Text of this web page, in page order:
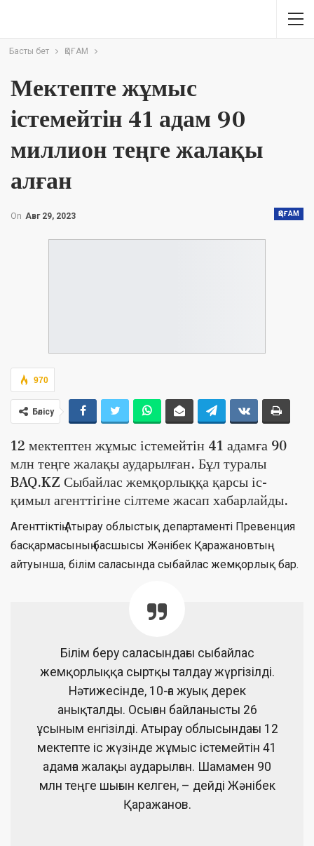
Басты бет ҚОҒАМ
Мектепте жұмыс
істемейтін 41 адам 90
миллион теңге жалақы
алған
ҚОҒАМ
On Авг 29, 2023
970
Бөлісу
12 мектептен жұмыс істемейтін 41 адамға 90
млн теңге жалақы аударылған. Бұл туралы
BAQ.KZ Сыбайлас жемқорлыққа қарсы іс-
қимыл агенттігіне сілтеме жасап хабарлайды.
Агенттіктің Атырау облыстық департаменті Превенция
басқармасының басшысы Жәнібек Қаражановтың
айтуынша, білім саласында сыбайлас жемқорлық бар.
Білім беру саласындағы сыбайлас
жемқорлыққа сыртқы талдау жүргізілді.
Нәтижесінде, 10-ға жуық дерек
анықталды. Осыған байланысты 26
ұсыным енгізілді. Атырау облысындағы 12
мектепте іс жүзінде жұмыс істемейтін 41
адамға жалақы аударылған. Шамамен 90
млн теңге шығын келген, – дейді Жәнібек
Қаражанов.